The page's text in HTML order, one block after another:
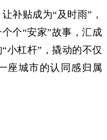
补贴成为“及时雨”，
个“安家”故事，汇成
小杠杆”，撬动的不仅
座城市的认同感归属